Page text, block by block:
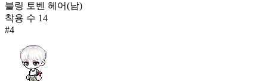
블링 토벤 헤어(남)
착용 수 14
#4